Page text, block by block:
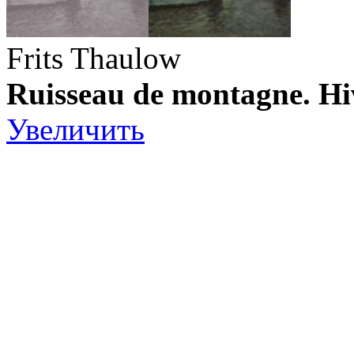
Frits Thaulow
Ruisseau de montagne.
Увеличить